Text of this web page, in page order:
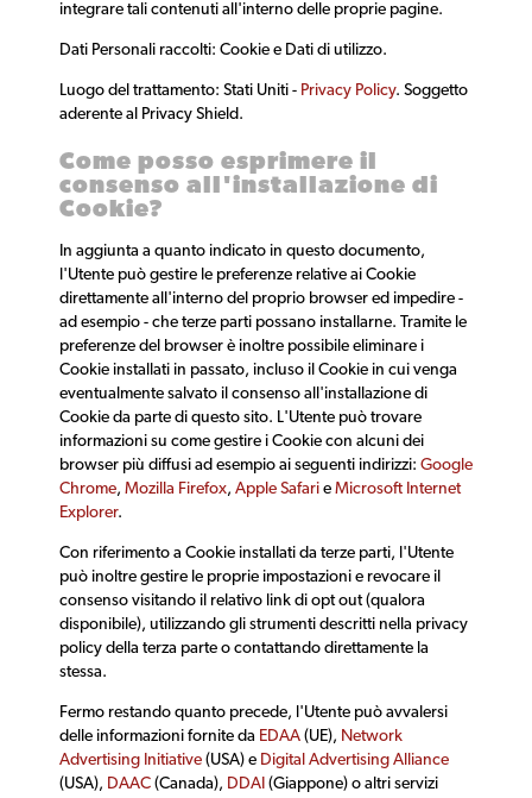
integrare tali contenuti all'interno delle proprie pagine.
Dati Personali raccolti: Cookie e Dati di utilizzo.
Luogo del trattamento: Stati Uniti - Privacy Policy. Soggetto
aderente al Privacy Shield.
Come posso esprimere il
consenso all'installazione di
Cookie?
In aggiunta a quanto indicato in questo documento,
l'Utente può gestire le preferenze relative ai Cookie
direttamente all'interno del proprio browser ed impedire -
ad esempio - che terze parti possano installarne. Tramite le
preferenze del browser è inoltre possibile eliminare i
Cookie installati in passato, incluso il Cookie in cui venga
eventualmente salvato il consenso all'installazione di
Cookie da parte di questo sito. L'Utente può trovare
informazioni su come gestire i Cookie con alcuni dei
browser più diffusi ad esempio ai seguenti indirizzi: Google
Chrome, Mozilla Firefox, Apple Safari e Microsoft Internet
Explorer.
Con riferimento a Cookie installati da terze parti, l'Utente
può inoltre gestire le proprie impostazioni e revocare il
consenso visitando il relativo link di opt out (qualora
disponibile), utilizzando gli strumenti descritti nella privacy
policy della terza parte o contattando direttamente la
stessa.
Fermo restando quanto precede, l'Utente può avvalersi
delle informazioni fornite da EDAA (UE), Network
Advertising Initiative (USA) e Digital Advertising Alliance
(USA), DAAC (Canada), DDAI (Giappone) o altri servizi